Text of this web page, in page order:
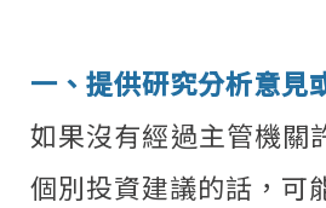
一、提供研究分析意見
如果沒有經過主管機關
個別投資建議的話，可